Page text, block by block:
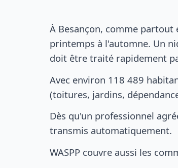
À Besançon, comme partout
printemps à l'automne. Un
doit être traité rapidement
Avec environ 118 489
(toitures, jardins,
Dès qu'un professionnel
transmis automatiquement.
WASPP couvre aussi les